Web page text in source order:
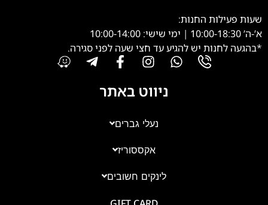
שעות פעילות החנות:
א’-ה’ 10:00-18:30 | ימי שישי: 10:00-14:00
*בהגעה לחנות יש להגיע עד חצי שעה לפני סגירה.
ניווט באתר
נעלי גברים
אקססוריז
לינקים חשובים